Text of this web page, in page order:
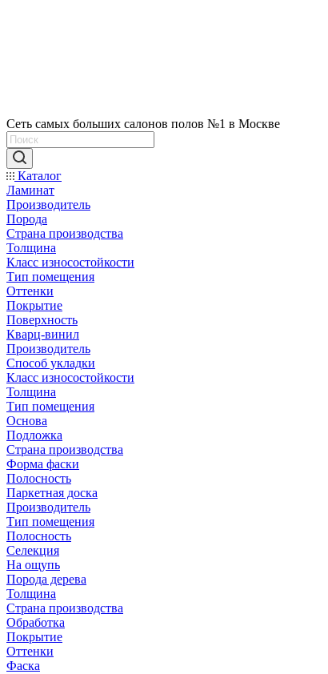
Сеть самых больших салонов полов №1 в Москве
Каталог
Ламинат
Производитель
Порода
Страна производства
Толщина
Класс износостойкости
Тип помещения
Оттенки
Покрытие
Поверхность
Кварц-винил
Производитель
Способ укладки
Класс износостойкости
Толщина
Тип помещения
Основа
Подложка
Страна производства
Форма фаски
Полосность
Паркетная доска
Производитель
Тип помещения
Полосность
Селекция
На ощупь
Порода дерева
Толщина
Страна производства
Обработка
Покрытие
Оттенки
Фаска